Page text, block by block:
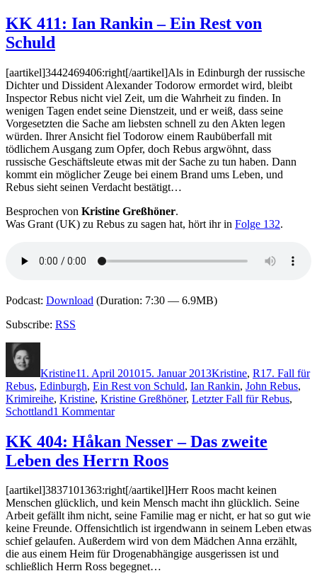
412:
Kalt
Tod,
Skandinavische
Krimihörspiele
(Audio)
KK 411: Ian Rankin – Ein Rest von
Schuld
[aartikel]3442469406:right[/aartikel]Als in Edinburgh der russische
Dichter und Dissident Alexander Todorow ermordet wird, bleibt
Inspector Rebus nicht viel Zeit, um die Wahrheit zu finden. In
wenigen Tagen endet seine Dienstzeit, und er weiß, dass seine
Vorgesetzten die Sache am liebsten schnell zu den Akten legen
würden. Ihrer Ansicht fiel Todorow einem Raubüberfall mit
tödlichem Ausgang zum Opfer, doch Rebus argwöhnt, dass
russische Geschäftsleute etwas mit der Sache zu tun haben. Dann
kommt ein möglicher Zeuge bei einem Brand ums Leben, und
Rebus sieht seinen Verdacht bestätigt…
Besprochen von Kristine Greßhöner.
Was Grant (UK) zu Rebus zu sagen hat, hört ihr in Folge 132.
Podcast: Download (Duration: 7:30 — 6.9MB)
Subscribe: RSS
Kristine11. April 201015. Januar 2013Kristine, R17. Fall für
Rebus, Edinburgh, Ein Rest von Schuld, Ian Rankin, John Rebus,
Krimireihe, Kristine, Kristine Greßhöner, Letzter Fall für Rebus,
Schottland1 Kommentarzu
411:
Ian
Rankin
Ein
Rest
von
Schuld
KK 404: Håkan Nesser – Das zweite
Leben des Herrn Roos
[aartikel]3837101363:right[/aartikel]Herr Roos macht keinen
Menschen glücklich, und kein Mensch macht ihn glücklich. Seine
Arbeit gefällt ihm nicht, seine Familie mag er nicht, er hat so gut wie
keine Freunde. Offensichtlich ist irgendwann in seinem Leben etwas
schief gelaufen. Außerdem wird von dem Mädchen Anna erzählt,
die aus einem Heim für Drogenabhängige ausgerissen ist und
schließlich Herrn Ross begegnet…